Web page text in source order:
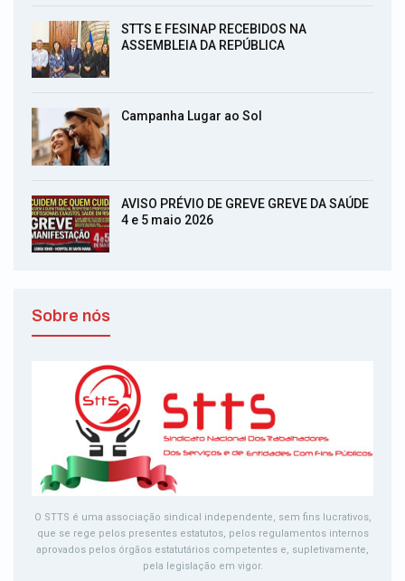
STTS E FESINAP RECEBIDOS NA
ASSEMBLEIA DA REPÚBLICA
Campanha Lugar ao Sol
AVISO PRÉVIO DE GREVE GREVE DA SAÚDE
4 e 5 maio 2026
Sobre nós
O STTS é uma associação sindical independente, sem fins lucrativos,
que se rege pelos presentes estatutos, pelos regulamentos internos
aprovados pelos órgãos estatutários competentes e, supletivamente,
pela legislação em vigor.